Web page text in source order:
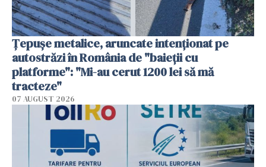
Țepușe metalice, aruncate intenționat pe
autostrăzi în România de "baieții cu
platforme": "Mi-au cerut 1200 lei să mă
tracteze"
07 AUGUST 2026